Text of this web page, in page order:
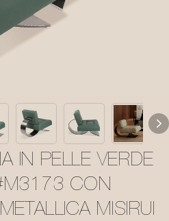
IN PELLE VERDE
CON
MISIRUI